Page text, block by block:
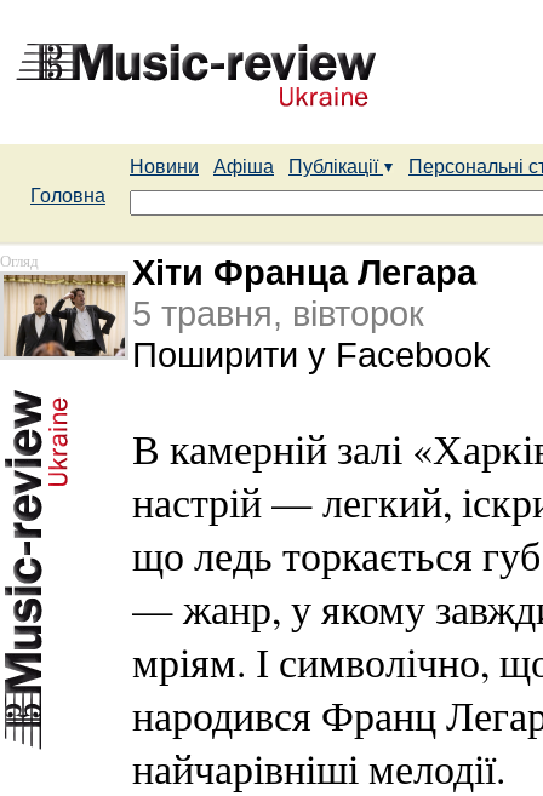
Новини Афіша Публікації
Персональні
Головна
Огляд
Хіти Франца Легара
5 травня, вівторок
Поширити у Facebook
В камерній залі
настрій — легкий,
що ледь торкається
— жанр, у якому
мріям. І символічно,
народився Франц
найчарівніші мелодії.